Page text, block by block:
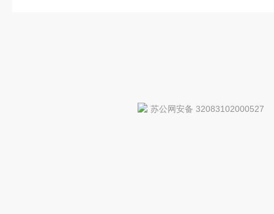
苏公网安备 32083102000527